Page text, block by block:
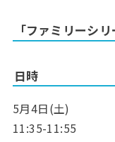
「ファミリーシ
日時
5月4日(土)
11:35-11:55